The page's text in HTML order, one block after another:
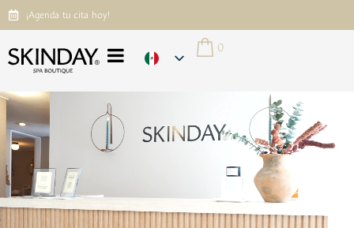
¡Agenda tu cita hoy!
0